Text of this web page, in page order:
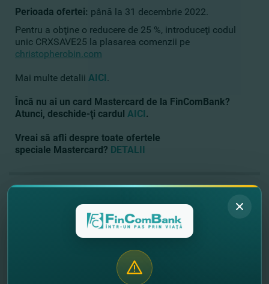
Perioada ofertei: până la 31 decembrie 2022.
Pentru a obţine o reducere de 25 %, introduceţi codul
unic CRXSAVE25 la plasarea comenzii pe
christopherobin.com
Mai multe detalii AICI.
Încă nu ai un card Mastercard de la FinComBank?
Atunci, deschide-ţi cardul AICI.
Vreai să afli despre toate ofertele
speciale Mastercard? DETALII
// Alte noutăţi